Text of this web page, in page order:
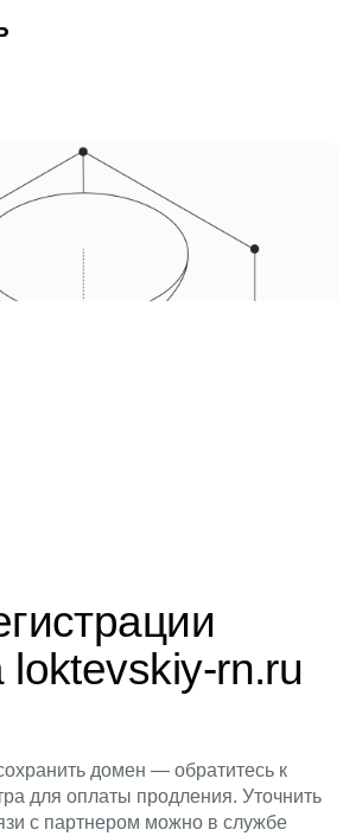
rn.ru
домен — обратитесь к
для оплаты продления. Уточнить
с партнером можно в службе